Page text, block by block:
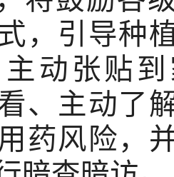
，引导种
动张贴
、主动了
药风险，